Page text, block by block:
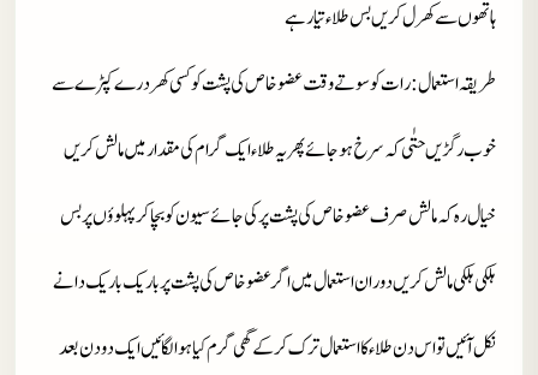
ہاتھوں سے کھرل کریں بس طلاء تیار ہے
طریقہ استعمال: رات کو سوتے وقت عضوخاص کی پشت کو کسی کھردرے کپڑے سے
خوب رگڑیں حتٰی کہ سرخ ہو جائے پھر یہ طلاء ایک گرام کی مقدار میں مالش کریں
خیال رہ کہ مالش صرف عضو خاص کی پشت پر کی جائے سیون کو بچا کر پہلوؤں پر بس
ہلکی ہلکی مالش کریں دوران استعمال میں اگر عضوخاص کی پشت پر باریک باریک دانے
نکل آئیں تو اس دن طلاء کا استعمال ترک کر کے گھی گرم کیا ہوا لگائیں ایک دو دن بعد